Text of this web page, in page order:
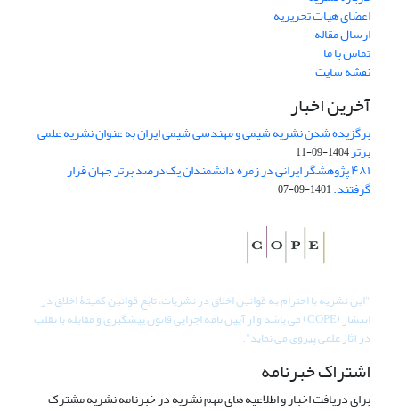
اعضای هیات تحریریه
ارسال مقاله
تماس با ما
نقشه سایت
آخرین اخبار
برگزیده شدن نشریه شیمی و مهندسی شیمی ایران به عنوان نشریه علمی
برتر1404-09-11
۴۸۱ پژوهشگر ایرانی در زمره دانشمندان یک‌درصد برتر جهان قرار
گرفتند.1401-09-07
"این نشریه با احترام به قوانین اخلاق در نشریات، تابع قوانین کمیتۀ اخلاق در
انتشار (COPE) می باشد و از آیین نامه اجرایی قانون پیشگیری و مقابله با تقلب
در آثار علمی پیروی می نماید".
اشتراک خبرنامه
برای دریافت اخبار و اطلاعیه های مهم نشریه در خبرنامه نشریه مشترک